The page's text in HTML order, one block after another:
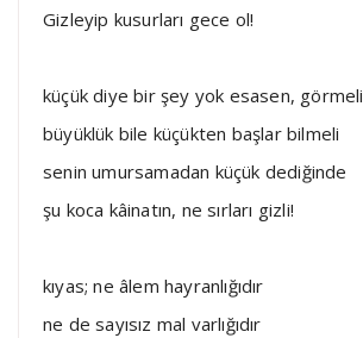
Gizleyip kusurları gece ol!
küçük diye bir şey yok esasen, görmeli
büyüklük bile küçükten başlar bilmeli
senin umursamadan küçük dediğinde
şu koca kâinatın, ne sırları gizli!
kıyas; ne âlem hayranlığıdır
ne de sayısız mal varlığıdır